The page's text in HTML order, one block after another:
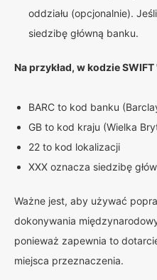
oddziału (opcjonalnie).
siedzibę główną banku.
Na przykład, w kodzie
BARC to kod banku
GB to kod kraju (Wielka
22 to kod lokalizacji
XXX oznacza siedzibę
Ważne jest, aby używać
dokonywania
ponieważ zapewnia to
miejsca przeznaczenia.